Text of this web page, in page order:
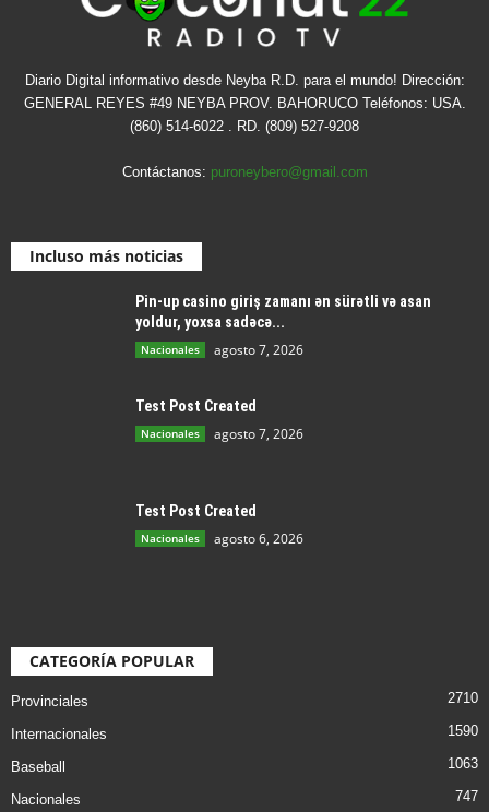
Diario Digital informativo desde Neyba R.D. para el mundo! Dirección:
GENERAL REYES #49 NEYBA PROV. BAHORUCO Teléfonos: USA.
(860) 514-6022 . RD. (809) 527-9208
Contáctanos: puroneybero@gmail.com
Incluso más noticias
Pin-up casino giriş zamanı ən sürətli və asan
yoldur, yoxsa sadəcə...
Nacionales agosto 7, 2026
Test Post Created
Nacionales agosto 7, 2026
Test Post Created
Nacionales agosto 6, 2026
CATEGORÍA POPULAR
Provinciales 2710
Internacionales 1590
Baseball 1063
Nacionales 747